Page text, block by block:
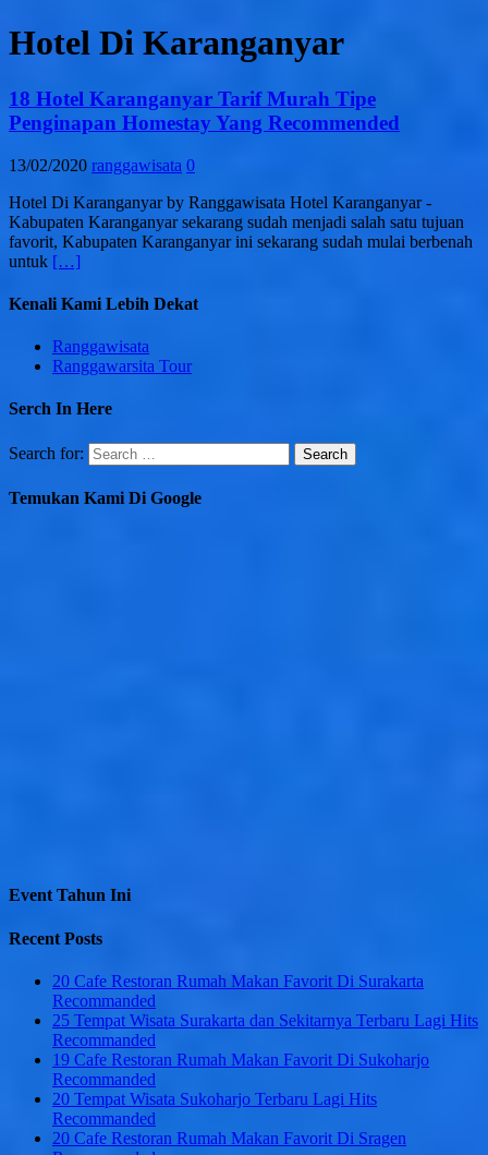
Hotel Di Karanganyar
18 Hotel Karanganyar Tarif Murah Tipe
Penginapan Homestay Yang Recommended
13/02/2020 ranggawisata 0
Hotel Di Karanganyar by Ranggawisata Hotel Karanganyar -
Kabupaten Karanganyar sekarang sudah menjadi salah satu tujuan
favorit, Kabupaten Karanganyar ini sekarang sudah mulai berbenah
untuk […]
Kenali Kami Lebih Dekat
Ranggawisata
Ranggawarsita Tour
Serch In Here
Search for:
Temukan Kami Di Google
Event Tahun Ini
Recent Posts
20 Cafe Restoran Rumah Makan Favorit Di Surakarta
Recommanded
25 Tempat Wisata Surakarta dan Sekitarnya Terbaru Lagi Hits
Recommanded
19 Cafe Restoran Rumah Makan Favorit Di Sukoharjo
Recommanded
20 Tempat Wisata Sukoharjo Terbaru Lagi Hits
Recommanded
20 Cafe Restoran Rumah Makan Favorit Di Sragen